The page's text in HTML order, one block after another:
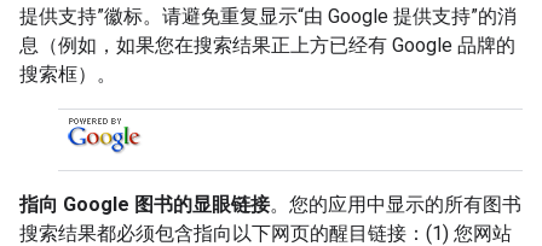
提供支持”徽标。请避免重复显示“由 Google 提供支持”的消
息（例如，如果您在搜索结果正上方已经有 Google 品牌的
搜索框）。
指向 Google 图书的显眼链接。您的应用中显示的所有图书
搜索结果都必须包含指向以下网页的醒目链接：(1) 您网站